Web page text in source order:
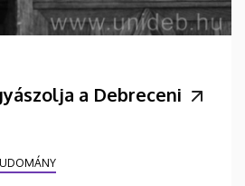
a Debreceni